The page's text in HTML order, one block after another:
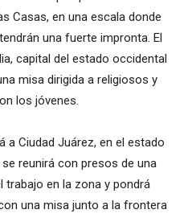
Casas, en una escala donde
una fuerte impronta. El
capital del estado occidental
misa dirigida a religiosos y
los jóvenes.
a Ciudad Juárez, en el estado
reunirá con presos de una
trabajo en la zona y pondrá
una misa junto a la frontera